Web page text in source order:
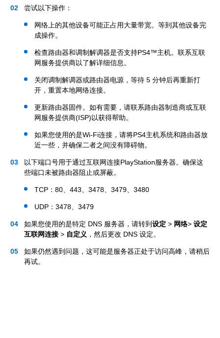
尝试以下操作：
网络上的其他设备可能正占用大量带宽。等到其他设备完
成操作。
检查路由器和调制解调器是否支持PS4™主机。联系互联
网服务提供商以了解详细信息。
关闭调制解调器或路由器电源，等待 5 分钟后再重新打
开，重置本地网络连接。
更新路由器固件。如有需要，请联系路由器制造商或互联
网服务提供商(ISP)以获得帮助。
如果您使用的是Wi-Fi连接，请将PS4主机系统和路由器放
近一些，并确保二者之间没有障碍物。
以下端口号用于通过互联网连接PlayStation服务器。确保这
些端口未被路由器阻止或屏蔽。
TCP：80、443、3478、3479、3480
UDP：3478、3479
如果您使用的是特定 DNS 服务器，请转到设定 > 网络> 设定
互联网连接 > 自定义 ，然后更改 DNS 设定。
如果仍然遇到问题，这可能是服务器正处于访问高峰，请稍后
再试。